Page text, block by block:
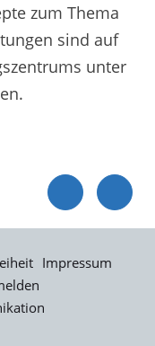
zum Thema
sind auf
unter
Impressum